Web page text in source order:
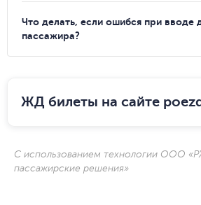
Что делать, если ошибся при вводе
пассажира?
ЖД билеты на сайте
С использованием технологии ООО
пассажирские решения»